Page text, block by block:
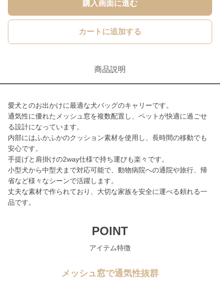
購入画面に進む
カートに追加する
商品説明
愛犬とのお出かけに最適な犬バッグのキャリーです。
通気性に優れたメッシュ窓を複数配置し、ペットが快適に過ごせ
る設計になっています。
内部にはふかふかのクッション素材を使用し、長時間の移動でも
安心です。
手提げと肩掛けの2way仕様で持ち運びも楽々です。
小型犬から中型犬まで対応可能で、動物病院への通院や旅行、帰
省など様々なシーンで活躍します。
丈夫な素材で作られており、大切な家族を安全に運べる頼れる一
品です。
POINT
アイテム特徴
メッシュ窓で通気性抜群